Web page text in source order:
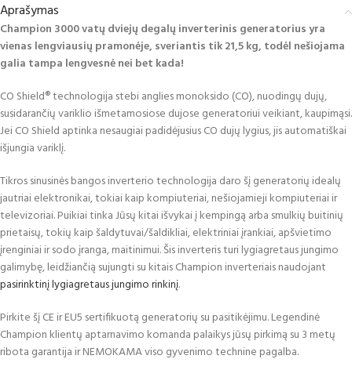
Aprašymas
Champion 3000 vatų dviejų degalų inverterinis generatorius yra
vienas lengviausių pramonėje, sveriantis tik 21,5 kg, todėl nešiojama
galia tampa lengvesnė nei bet kada!
CO Shield® technologija stebi anglies monoksido (CO), nuodingų dujų,
susidarančių variklio išmetamosiose dujose generatoriui veikiant, kaupimąsi.
Jei CO Shield aptinka nesaugiai padidėjusius CO dujų lygius, jis automatiškai
išjungia variklį.
Tikros sinusinės bangos inverterio technologija daro šį generatorių idealų
jautriai elektronikai, tokiai kaip kompiuteriai, nešiojamieji kompiuteriai ir
televizoriai. Puikiai tinka Jūsų kitai išvykai į kempingą arba smulkių buitinių
prietaisų, tokių kaip šaldytuvai/šaldikliai, elektriniai įrankiai, apšvietimo
įrenginiai ir sodo įranga, maitinimui. Šis inverteris turi lygiagretaus jungimo
galimybę, leidžiančią sujungti su kitais Champion inverteriais naudojant
pasirinktinį lygiagretaus jungimo rinkinį.
Pirkite šį CE ir EU5 sertifikuotą generatorių su pasitikėjimu. Legendinė
Champion klientų aptarnavimo komanda palaikys jūsų pirkimą su 3 metų
ribota garantija ir NEMOKAMA viso gyvenimo technine pagalba.